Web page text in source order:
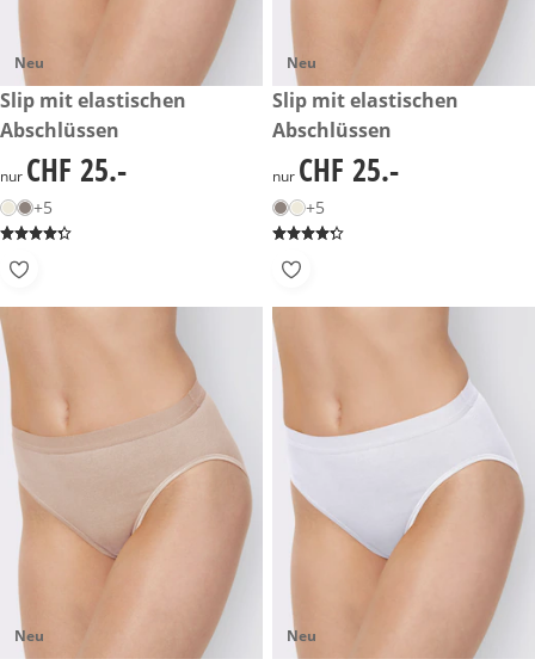
Neu
CHF 25.-
Slip mit elastischen
Abschlüssen
CHF 25.-
nur CHF 25.-
+5
Neu
CHF 25.-
Slip mit elastischen
Abschlüssen
CHF 25.-
nur CHF 25.-
+5
Neu Neu